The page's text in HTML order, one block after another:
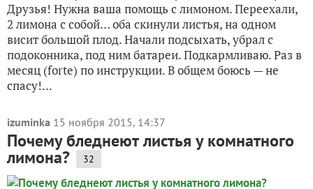
Друзья! Нужна ваша помощь с лимоном. Переехали,
2 лимона с собой… оба скинули листья, на одном
висит большой плод. Начали подсыхать, убрал с
подоконника, под ним батареи. Подкармливаю. Раз в
месяц (forte) по инструкции. В общем боюсь — не
спасу!...
izuminka 15 ноября 2015, 14:37
Почему бледнеют листья у комнатного
лимона? 32